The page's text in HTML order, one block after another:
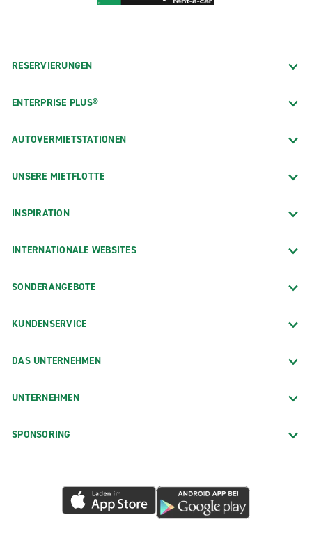
RESERVIERUNGEN
ENTERPRISE PLUS®
AUTOVERMIETSTATIONEN
UNSERE MIETFLOTTE
INSPIRATION
INTERNATIONALE WEBSITES
SONDERANGEBOTE
KUNDENSERVICE
DAS UNTERNEHMEN
UNTERNEHMEN
SPONSORING